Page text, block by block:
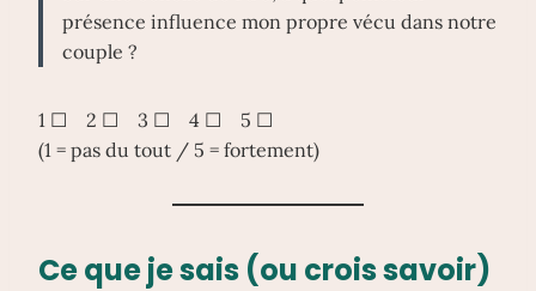
présence influence mon propre vécu dans notre
couple ?
1 ☐ 2 ☐ 3 ☐ 4 ☐ 5 ☐
(1 = pas du tout / 5 = fortement)
Ce que je sais (ou crois savoir)